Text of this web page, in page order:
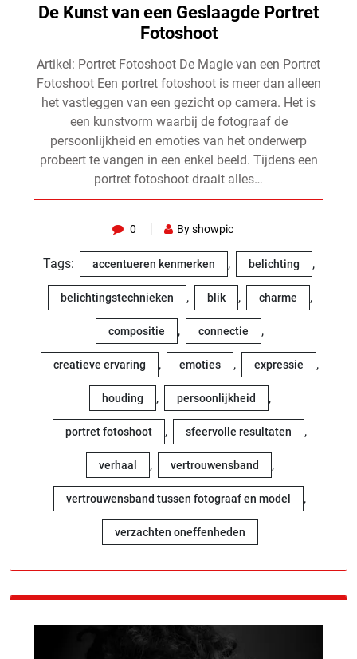
De Kunst van een Geslaagde Portret
Fotoshoot
Artikel: Portret Fotoshoot De Magie van een Portret
Fotoshoot Een portret fotoshoot is meer dan alleen
het vastleggen van een gezicht op camera. Het is
een kunstvorm waarbij de fotograaf de
persoonlijkheid en emoties van het onderwerp
probeert te vangen in een enkel beeld. Tijdens een
portret fotoshoot draait alles…
0 By showpic
Tags: accentueren kenmerken , belichting ,
belichtingstechnieken , blik , charme ,
compositie , connectie ,
creatieve ervaring , emoties , expressie ,
houding , persoonlijkheid ,
portret fotoshoot , sfeervolle resultaten ,
verhaal , vertrouwensband ,
vertrouwensband tussen fotograaf en model ,
verzachten oneffenheden